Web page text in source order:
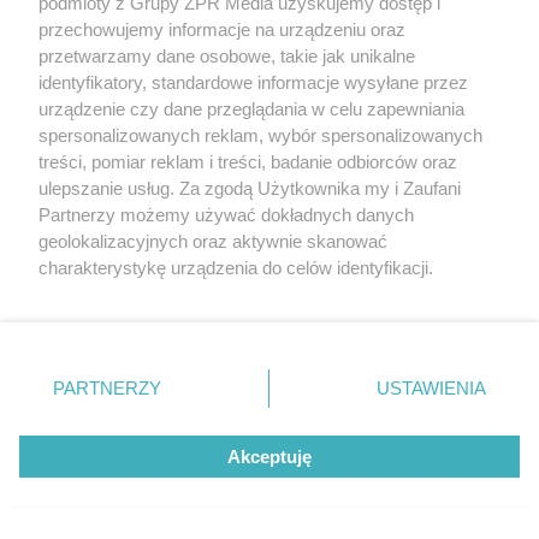
NAJNOWSZE NEWSY:
Mistrzostwa Europy w
Paryżu. Polskie sztafety i
przechowujemy informacje na urządzeniu oraz
przetwarzamy dane osobowe, takie jak unikalne
identyfikatory, standardowe informacje wysyłane przez
urządzenie czy dane przeglądania w celu zapewniania
spersonalizowanych reklam, wybór spersonalizowanych
treści, pomiar reklam i treści, badanie odbiorców oraz
ulepszanie usług. Za zgodą Użytkownika my i Zaufani
Partnerzy możemy używać dokładnych danych
geolokalizacyjnych oraz aktywnie skanować
charakterystykę urządzenia do celów identyfikacji.
zmienić/wycofać klikając przycisk ustawień prywatności
znajdujący się w lewym dolnym rogu strony
rodzaje przetwarzania danych nie wymagają zgody
użytkownika, ale masz prawo sprzeciwić się takiemu
przetwarzaniu. Preferencje będą miały zastosowanie tylko
PARTNERZY USTAWIENIA
Akceptuję